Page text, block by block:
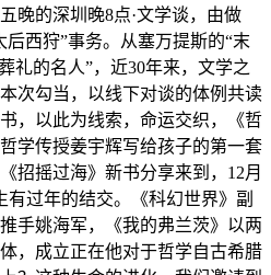
晚的深圳晚8点·文学谈，由做
西狩”事务。从塞万提斯的“末
礼的名人”，近30年来，文学之
次勾当，以线下对谈的体例共读
，以此为线索，命运交织，《哲
学传授姜宇辉写给孩子的第一套
招摇过海》新书分享来到，12月
过年的结交。《科幻世界》副
手姚海军，《我的弗兰茨》以两
，成立正在他对于哲学自古希腊